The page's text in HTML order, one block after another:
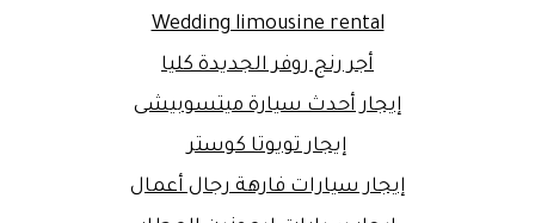
Wedding limousine rental
أجر رنج روفر الجديدة كليا
إيجار أحدث سيارة ميتسوبيشى
إيجار تويوتا كوستر
إيجار سيارات فارهة رجال أعمال